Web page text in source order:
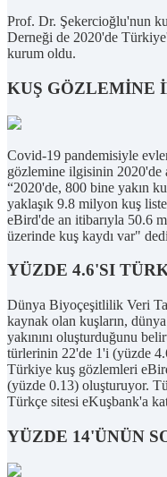
Prof. Dr. Şekercioğlu'nun
Derneği de 2020'de
kurum oldu.
KUŞ GÖZLEMİNE
Covid-19 pandemisiyle
gözlemine ilgisinin 2020'de
“2020'de, 800 bine yakın
yaklaşık 9.8 milyon kuş
eBird'de an itibarıyla 50.6
üzerinde kuş kaydı var"
YÜZDE 4.6'SI
Dünya Biyoçeşitlilik Veri
kaynak olan kuşların,
yakınını oluşturduğunu
türlerinin 22'de 1'i (yüzde
Türkiye kuş gözlemleri
(yüzde 0.13) oluşturuyor.
Türkçe sitesi eKuşbank'a
YÜZDE 14'ÜNÜN